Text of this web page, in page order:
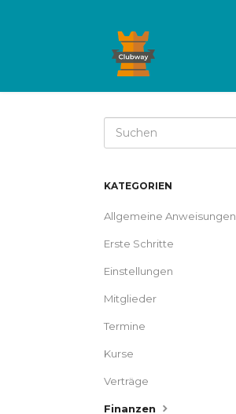
KATEGORIEN
Allgemeine Anweisungen
Erste Schritte
Einstellungen
Mitglieder
Termine
Kurse
Verträge
Finanzen